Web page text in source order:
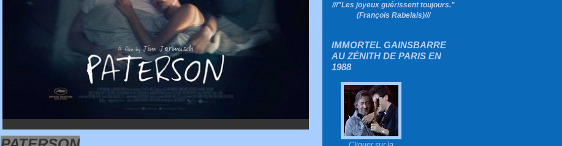
///"Les joyeux guérissent toujours."
(François Rabelais)///
IMMORTEL GAINSBARRE
AU ZÉNITH DE PARIS EN
1988